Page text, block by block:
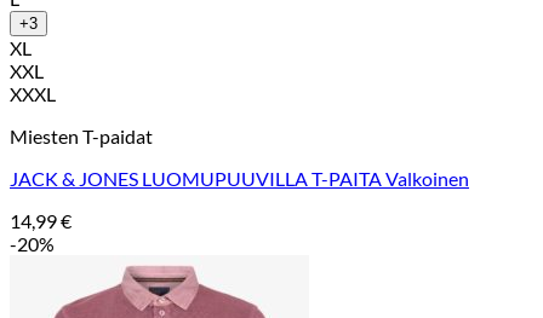
+3
XL
XXL
XXXL
Miesten T-paidat
JACK & JONES LUOMUPUUVILLA T-PAITA Valkoinen
14,99€
-20%